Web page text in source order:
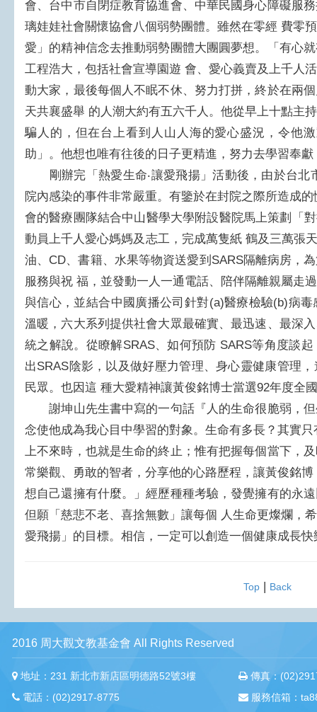
會、台中市自閉症教育協進會、中華民國身心障礙服
璃娃娃社會關懷協會八個弱勢團體。雖然在零經 費零
愛」的精神信念去推動弱勢團體大團圓夢想。「有心
工程浩大，包括社會宣導園遊 會、愛心義賣及上千人
動大家，最後每個人不眠不休、努力打拼，終於在兩
天共襄盛舉 的人潮大約有五六千人。他從早上十點主
騙人的，但在台上看到人山人海的愛心盛況，令他
助」。他想也唯有往後的日子更精進，努力去學習奉
剛辦完「熱愛生命‧讓愛飛揚」活動後，由於台北
院內感染的事件非常嚴重。有鑒於在封院之際所造成
會的醫療團隊結合中山醫學大學附設醫院馬上策劃「
動員上千人愛心媽媽及志工，完成萬隻紙 鶴及三萬張
油、CD、書籍、水果等物資送愛到SARS隔離病房，
服務與祝 福，並發動一人一通電話、陪伴隔離親屬走
與信心，並結合中國廣播公司針對(a)醫療檢驗(b)病
溫暖，六大系列提供社會大眾最確實、最迅速、最深
統之解說。從瞭解SRAS、如何預防 SARS等角度談
出SRAS陰影，以及做好壓力管理、身心靈健康管理
民眾。也因這 種大愛精神讓黃俊銘博士當選92年度全
謝坤山先生書中寫的一句話『人的生命很脆弱，但
念使他成為我心目中學習的對象。生命有多長？其實
上不來時，也就是生命的終止；惟有把握每個當下，
常樂觀、勇敢的智者，分享他的心路歷程，讓黃俊銘
想自己還擁有什麼。」經歷種種考驗，發覺擁有的永
但願「慈悲不老、喜捨無數」讓每個 人生命更燦爛，
愛飛揚」的目標。相信，一定可以創造一個健康成長
Top| Back
2016 周大觀文教基金會 All Rights Reserved
地址：231 新北市新店區明德路52號3樓
電話：(02)2917-8775
傳真：
服務信箱：